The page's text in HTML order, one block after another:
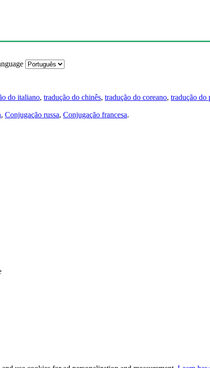
do italiano, tradução do chinês, tradução do coreano, tradução do
, Conjugação russa, Conjugação francesa.